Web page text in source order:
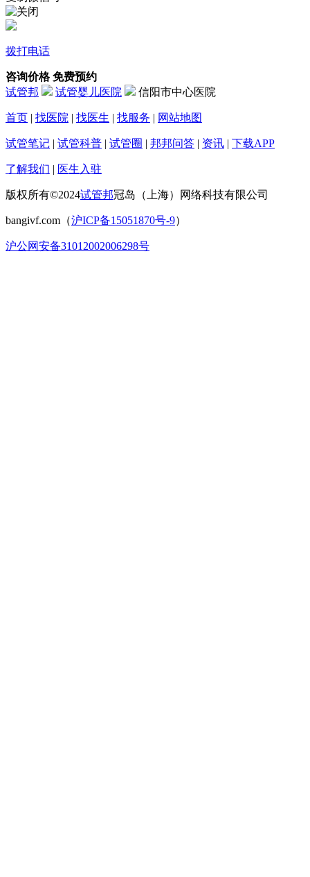
拨打电话
咨询价格 免费预约
试管邦
试管婴儿医院 信阳市中心医院
首页 | 找医院 | 找医生 | 找服务 | 网站地图
试管笔记 | 试管科普 | 试管圈 | 邦邦问答 | 资讯 | 下载APP
了解我们 | 医生入驻
版权所有©2024试管邦冠岛（上海）网络科技有限公司
bangivf.com（沪ICP备15051870号-9）
沪公网安备31012002006298号